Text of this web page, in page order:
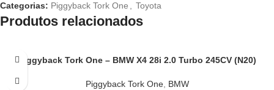
Categorias: Piggyback Tork One , Toyota
Produtos relacionados
Piggyback Tork One – BMW X4 28i 2.0 Turbo 245CV (N20)
Piggyback Tork One, BMW